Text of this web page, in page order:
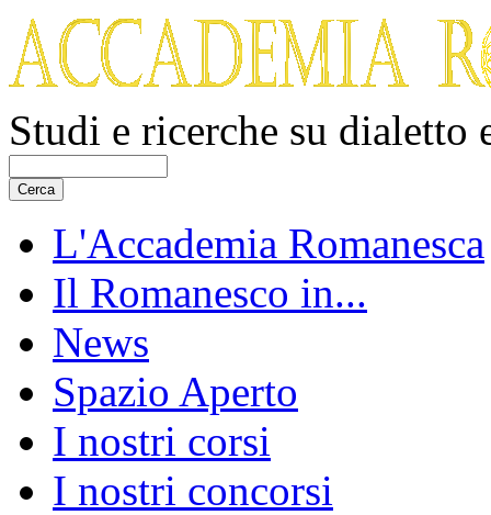
Studi e ricerche su
L'Accademia Romanesca
Il Romanesco in...
News
Spazio Aperto
I nostri corsi
I nostri concorsi